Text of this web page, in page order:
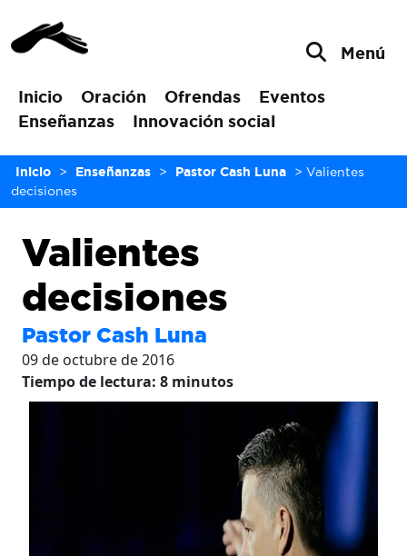
Inicio Oración Ofrendas
Eventos
Enseñanzas
Innovación social
Menú
Inicio > Enseñanzas > Pastor Cash Luna > Valientes
decisiones
Valientes
decisiones
Pastor Cash Luna
09 de octubre de 2016
Tiempo de lectura: 8 minutos